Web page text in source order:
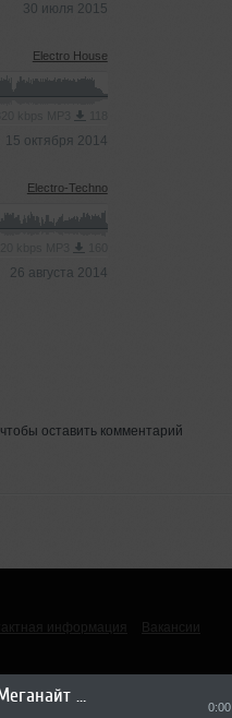
Asya Радиошоу на Меганайт радио (04.08.26)
0:00
30 июля 2015
Electro House
15 октября 2014
Electro-Techno
26 августа 2014
оставить комментарий
информация Вакансии